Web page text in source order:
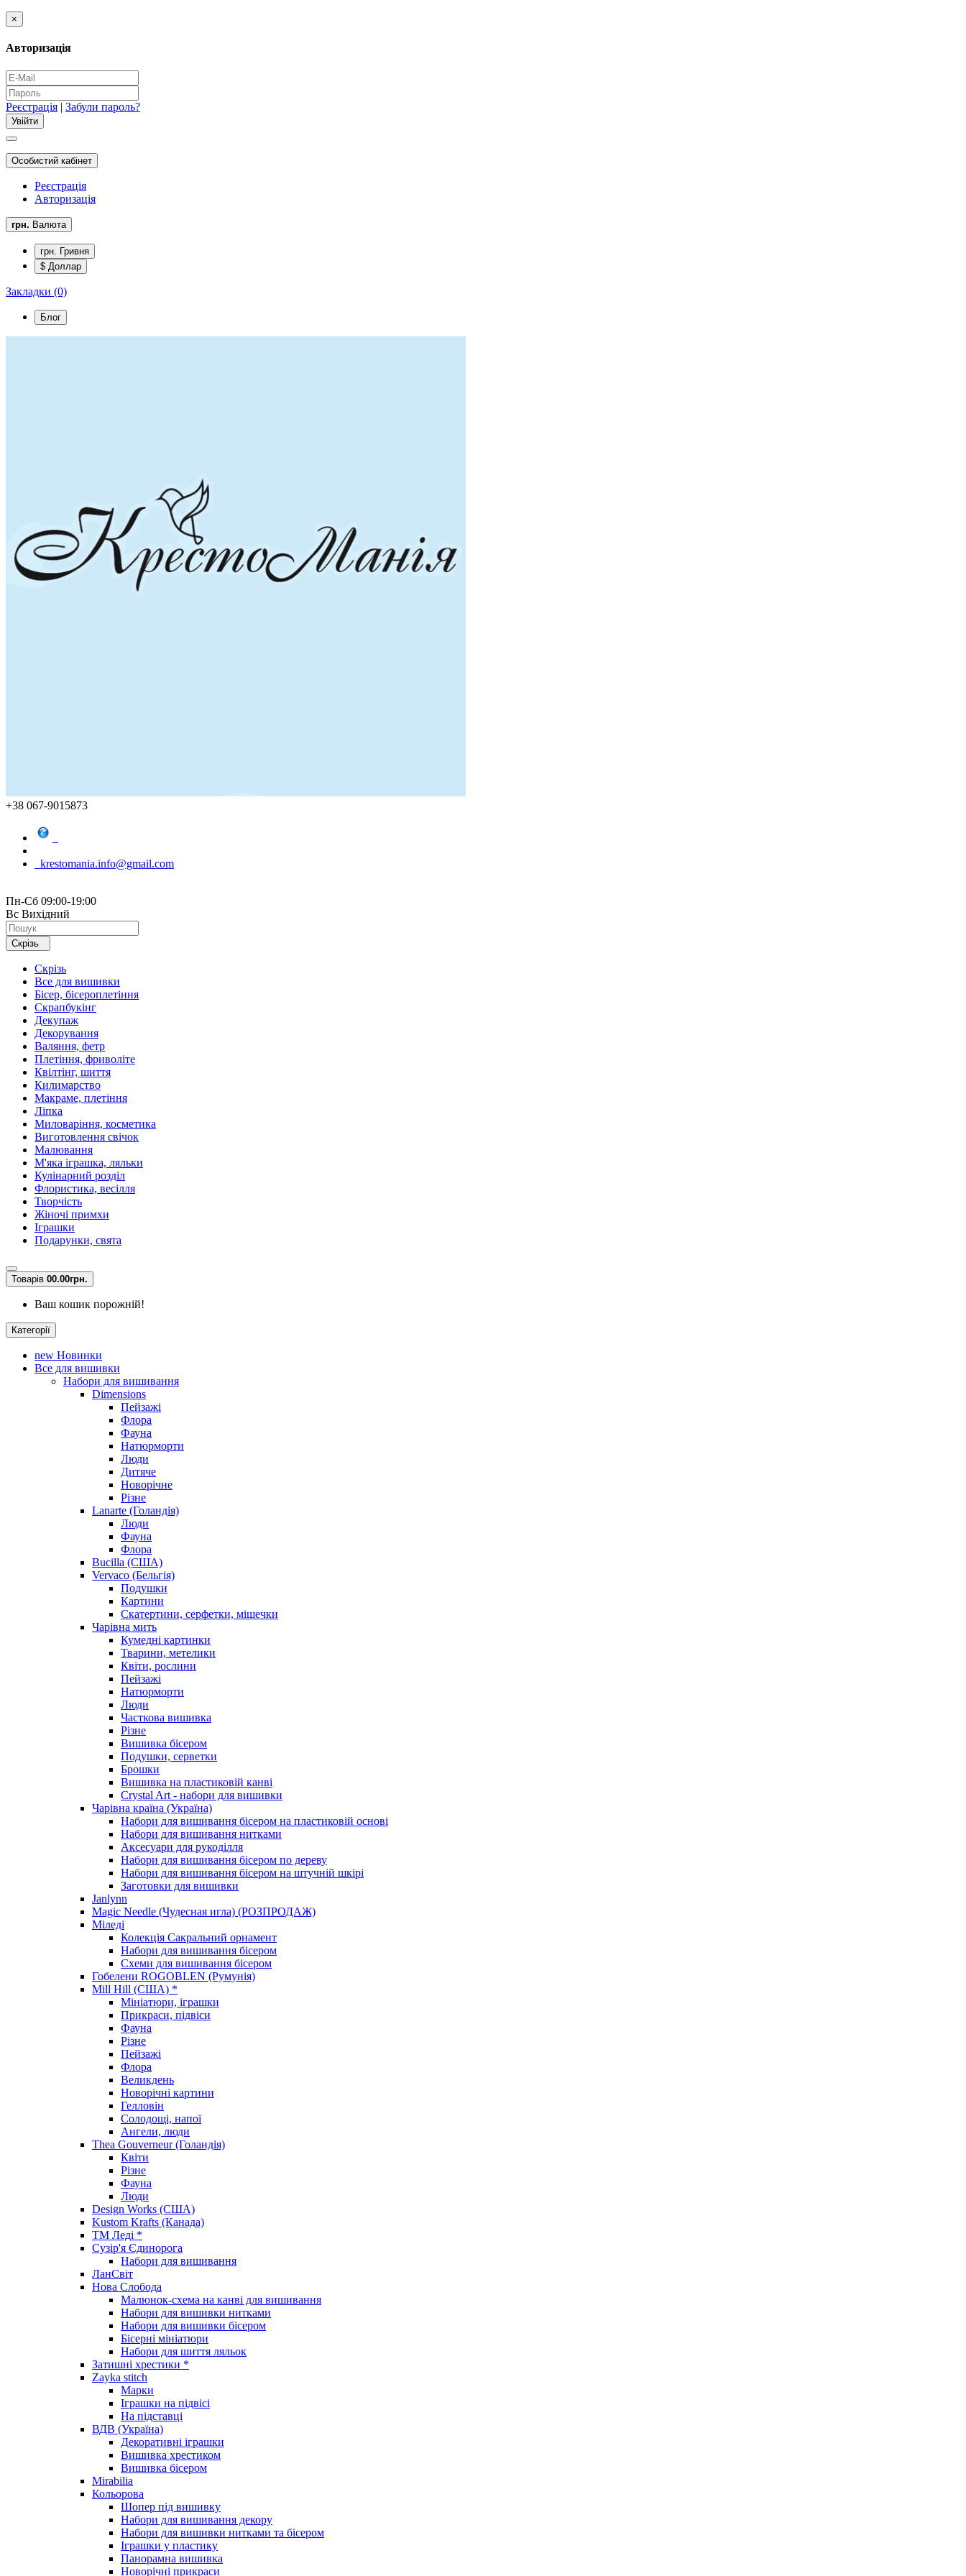
×
Авторизація
Реєстрація | Забули пароль?
Особистий кабінет
Реєстрація
Авторизація
грн. Валюта
грн. Гривня
$ Доллар
Закладки (0)
Блог
+38 067-9015873
krestomania.info@gmail.com
Пн-Сб 09:00-19:00
Вс Вихідний
Скрізь
Скрізь
Все для вишивки
Бісер, бісероплетіння
Скрапбукінг
Декупаж
Декорування
Валяння, фетр
Плетіння, фриволіте
Квілтінг, шиття
Килимарство
Макраме, плетіння
Ліпка
Миловаріння, косметика
Виготовлення свічок
Малювання
М'яка іграшка, ляльки
Кулінарний розділ
Флористика, весілля
Творчість
Жіночі примхи
Іграшки
Подарунки, свята
Товарів 00.00грн.
Ваш кошик порожній!
Категорії
new Новинки
Все для вишивки
Набори для вишивання
Dimensions
Пейзажі
Флора
Фауна
Натюрморти
Люди
Дитяче
Новорічне
Різне
Lanarte (Голандія)
Люди
Фауна
Флора
Bucilla (США)
Vervaco (Бельгія)
Подушки
Картини
Скатертини, серфетки, мішечки
Чарiвна мить
Кумедні картинки
Тварини, метелики
Квіти, рослини
Пейзажі
Натюрморти
Люди
Часткова вишивка
Різне
Вишивка бісером
Подушки, серветки
Брошки
Вишивка на пластиковій канві
Crystal Art - набори для вишивки
Чарівна країна (Україна)
Набори для вишивання бісером на пластиковій основі
Набори для вишивання нитками
Аксесуари для рукоділля
Набори для вишивання бісером по дереву
Набори для вишивання бісером на штучній шкірі
Заготовки для вишивки
Janlynn
Magic Needle (Чудесная игла) (РОЗПРОДАЖ)
Міледі
Колекція Сакральний орнамент
Набори для вишивання бісером
Схеми для вишивання бісером
Гобелени ROGOBLEN (Румунія)
Mill Hill (США) *
Мініатюри, іграшки
Прикраси, підвіси
Фауна
Різне
Пейзажі
Флора
Великдень
Новорічні картини
Гелловін
Солодощі, напої
Ангели, люди
Thea Gouverneur (Голандія)
Квіти
Різне
Фауна
Люди
Design Works (США)
Kustom Krafts (Канада)
ТМ Леді *
Сузір'я Єдинорога
Набори для вишивання
ЛанСвіт
Нова Слобода
Малюнок-схема на канві для вишивання
Набори для вишивки нитками
Набори для вишивки бісером
Бісерні мініатюри
Набори для шиття ляльок
Затишні хрестики *
Zayka stitch
Марки
Іграшки на підвісі
На підставці
ВДВ (Україна)
Декоративні іграшки
Вишивка хрестиком
Вишивка бісером
Mirabilia
Кольорова
Шопер під вишивку
Набори для вишивання декору
Набори для вишивки нитками та бісером
Іграшки у пластику
Панорамна вишивка
Новорічні прикраси